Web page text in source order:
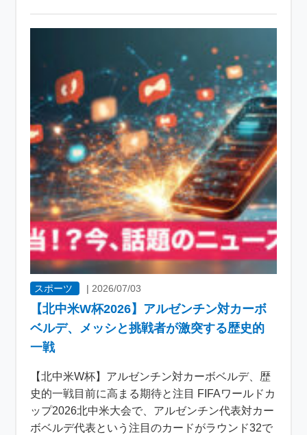
スポーツ | 2026/07/03
【北中米W杯2026】アルゼンチン対カーボ
ベルデ、メッシと挑戦者が激突する歴史的
一戦
【北中米W杯】アルゼンチン対カーボベルデ、歴
史的一戦目前に高まる期待と注目 FIFAワールドカ
ップ2026北中米大会で、アルゼンチン代表対カー
ボベルデ代表という注目のカードがラウンド32で